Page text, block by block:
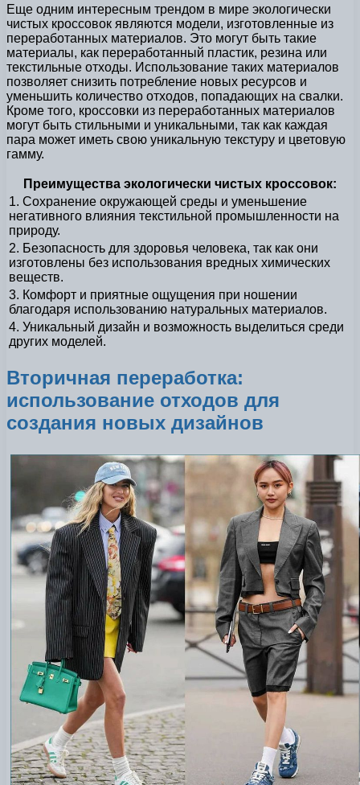
Еще одним интересным трендом в мире экологически
чистых кроссовок являются модели, изготовленные из
переработанных материалов. Это могут быть такие
материалы, как переработанный пластик, резина или
текстильные отходы. Использование таких материалов
позволяет снизить потребление новых ресурсов и
уменьшить количество отходов, попадающих на свалки.
Кроме того, кроссовки из переработанных материалов
могут быть стильными и уникальными, так как каждая
пара может иметь свою уникальную текстуру и цветовую
гамму.
Преимущества экологически чистых кроссовок:
1. Сохранение окружающей среды и уменьшение
негативного влияния текстильной промышленности на
природу.
2. Безопасность для здоровья человека, так как они
изготовлены без использования вредных химических
веществ.
3. Комфорт и приятные ощущения при ношении
благодаря использованию натуральных материалов.
4. Уникальный дизайн и возможность выделиться среди
других моделей.
Вторичная переработка:
использование отходов для
создания новых дизайнов